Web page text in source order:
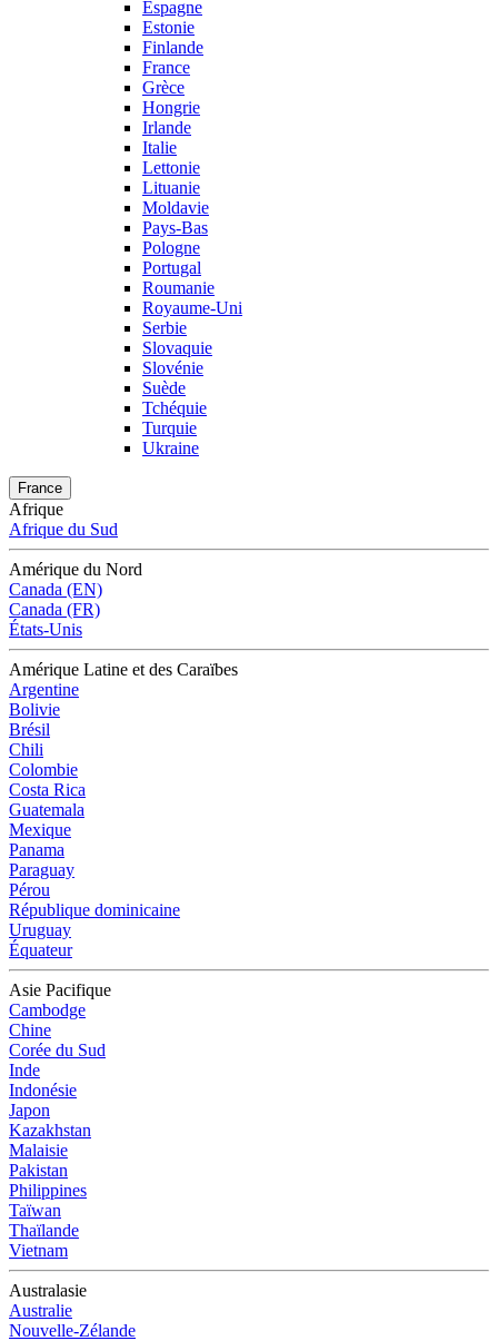
Espagne
Estonie
Finlande
France
Grèce
Hongrie
Irlande
Italie
Lettonie
Lituanie
Moldavie
Pays-Bas
Pologne
Portugal
Roumanie
Royaume-Uni
Serbie
Slovaquie
Slovénie
Suède
Tchéquie
Turquie
Ukraine
France
Afrique
Afrique du Sud
Amérique du Nord
Canada (EN)
Canada (FR)
États-Unis
Amérique Latine et des Caraïbes
Argentine
Bolivie
Brésil
Chili
Colombie
Costa Rica
Guatemala
Mexique
Panama
Paraguay
Pérou
République dominicaine
Uruguay
Équateur
Asie Pacifique
Cambodge
Chine
Corée du Sud
Inde
Indonésie
Japon
Kazakhstan
Malaisie
Pakistan
Philippines
Taïwan
Thaïlande
Vietnam
Australasie
Australie
Nouvelle-Zélande